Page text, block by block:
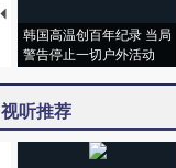
韩国高温创百年纪录 当局
警告停止一切户外活动
视听推荐